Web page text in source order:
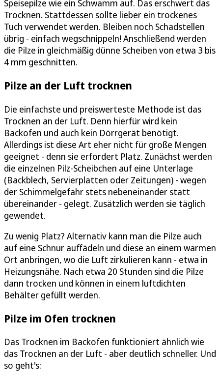
Speisepilze wie ein Schwamm auf. Das erschwert das
Trocknen. Stattdessen sollte lieber ein trockenes
Tuch verwendet werden. Bleiben noch Schadstellen
übrig - einfach wegschnippeln! Anschließend werden
die Pilze in gleichmäßig dünne Scheiben von etwa 3 bis
4 mm geschnitten.
Pilze an der Luft trocknen
Die einfachste und preiswerteste Methode ist das
Trocknen an der Luft. Denn hierfür wird kein
Backofen und auch kein Dörrgerät benötigt.
Allerdings ist diese Art eher nicht für große Mengen
geeignet - denn sie erfordert Platz. Zunächst werden
die einzelnen Pilz-Scheibchen auf eine Unterlage
(Backblech, Servierplatten oder Zeitungen) - wegen
der Schimmelgefahr stets nebeneinander statt
übereinander - gelegt. Zusätzlich werden sie täglich
gewendet.
Zu wenig Platz? Alternativ kann man die Pilze auch
auf eine Schnur auffädeln und diese an einem warmen
Ort anbringen, wo die Luft zirkulieren kann - etwa in
Heizungsnähe. Nach etwa 20 Stunden sind die Pilze
dann trocken und können in einem luftdichten
Behälter gefüllt werden.
Pilze im Ofen trocknen
Das Trocknen im Backofen funktioniert ähnlich wie
das Trocknen an der Luft - aber deutlich schneller. Und
so geht's: